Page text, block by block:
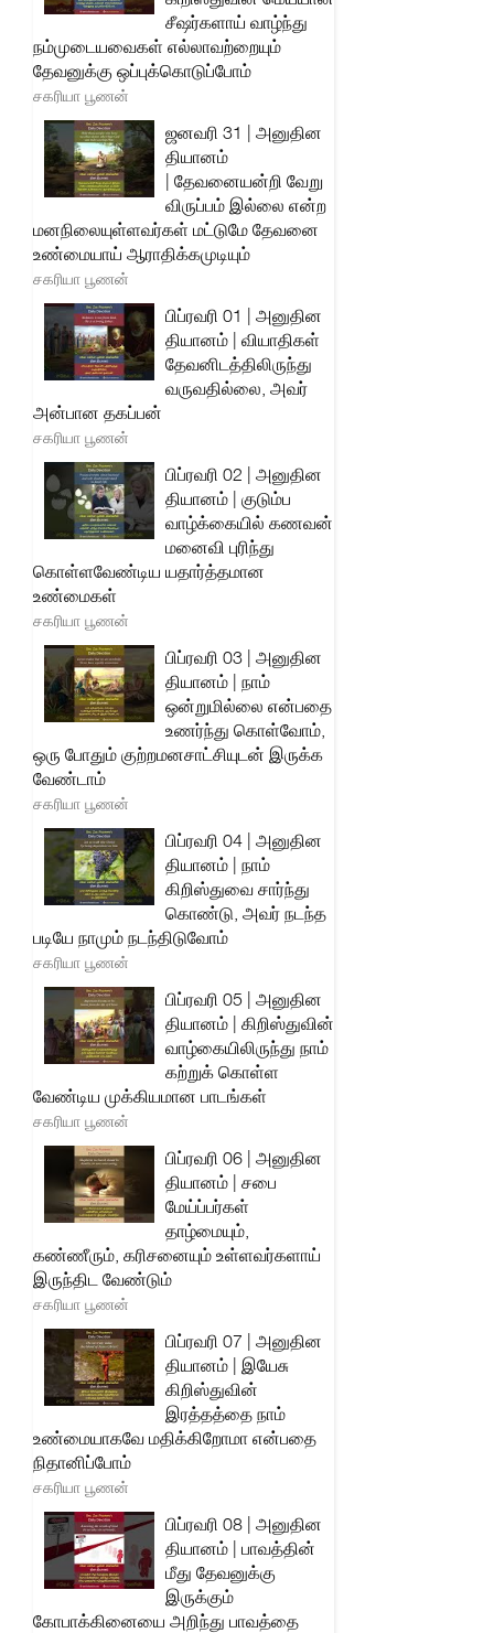
சீஷர்களாய் வாழ்ந்து
நம்முடையவைகள் எல்லாவற்றையும்
தேவனுக்கு ஒப்புக்கொடுப்போம்
சகரியா பூணன்
ஜனவரி 31 | அனுதின
தியானம்
| தேவனையன்றி வேறு
விருப்பம் இல்லை என்ற
மனநிலையுள்ளவர்கள் மட்டுமே தேவனை
உண்மையாய் ஆராதிக்கமுடியும்
சகரியா பூணன்
பிப்ரவரி 01 | அனுதின
தியானம் | வியாதிகள்
தேவனிடத்திலிருந்து
வருவதில்லை, அவர்
அன்பான தகப்பன்
சகரியா பூணன்
பிப்ரவரி 02 | அனுதின
தியானம் | குடும்ப
வாழ்க்கையில் கணவன்
மனைவி புரிந்து
கொள்ளவேண்டிய யதார்த்தமான
உண்மைகள்
சகரியா பூணன்
பிப்ரவரி 03 | அனுதின
தியானம் | நாம்
ஒன்றுமில்லை என்பதை
உணர்ந்து கொள்வோம்,
ஒரு போதும் குற்றமனசாட்சியுடன் இருக்க
வேண்டாம்
சகரியா பூணன்
பிப்ரவரி 04 | அனுதின
தியானம் | நாம்
கிறிஸ்துவை சார்ந்து
கொண்டு, அவர் நடந்த
படியே நாமும் நடந்திடுவோம்
சகரியா பூணன்
பிப்ரவரி 05 | அனுதின
தியானம் | கிறிஸ்துவின்
வாழ்கையிலிருந்து நாம்
கற்றுக் கொள்ள
வேண்டிய முக்கியமான பாடங்கள்
சகரியா பூணன்
பிப்ரவரி 06 | அனுதின
தியானம் | சபை
மேய்ப்பர்கள்
தாழ்மையும்,
கண்ணீரும், கரிசனையும் உள்ளவர்களாய்
இருந்திட வேண்டும்
சகரியா பூணன்
பிப்ரவரி 07 | அனுதின
தியானம் | இயேசு
கிறிஸ்துவின்
இரத்தத்தை நாம்
உண்மையாகவே மதிக்கிறோமா என்பதை
நிதானிப்போம்
சகரியா பூணன்
பிப்ரவரி 08 | அனுதின
தியானம் | பாவத்தின்
மீது தேவனுக்கு
இருக்கும்
கோபாக்கினையை அறிந்து பாவத்தை